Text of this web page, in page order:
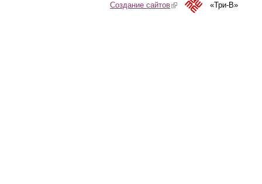
Создание сайтов(link is external)«Три-В»